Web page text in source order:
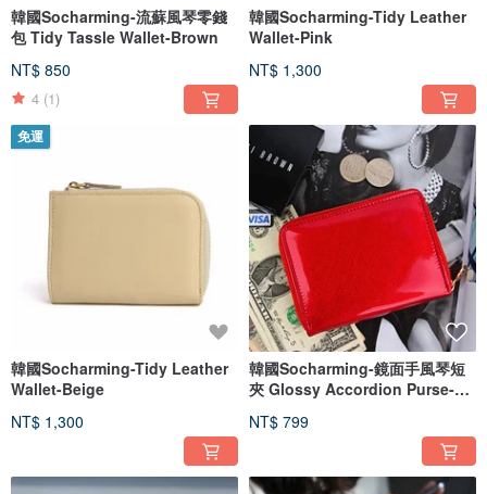
韓國Socharming-流蘇風琴零錢
包 Tidy Tassle Wallet-Brown
NT$ 850
4 (1)
韓國Socharming-Tidy Leather
Wallet-Pink
NT$ 1,300
免運
韓國Socharming-Tidy Leather
Wallet-Beige
NT$ 1,300
韓國Socharming-鏡面手風琴短
夾 Glossy Accordion Purse-
NT$ 799